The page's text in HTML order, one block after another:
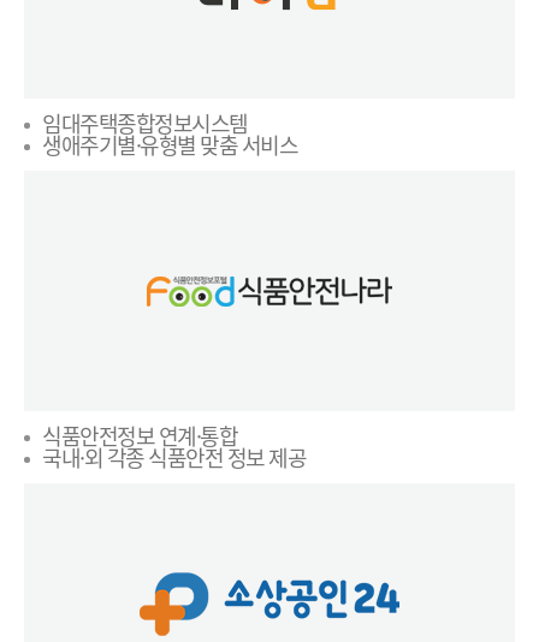
임대주택종합정보시스템
생애주기별·유형별 맞춤 서비스
식품안전정보 연계·통합
국내·외 각종 식품안전 정보 제공